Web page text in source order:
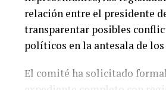
relación entre el presidente
transparentar posibles
políticos en la antesala de
El comité ha solicitado